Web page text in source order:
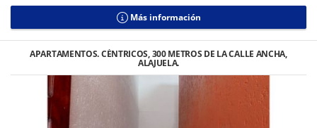
Más información
APARTAMENTOS. CÉNTRICOS, 300 METROS DE LA CALLE ANCHA,
ALAJUELA.